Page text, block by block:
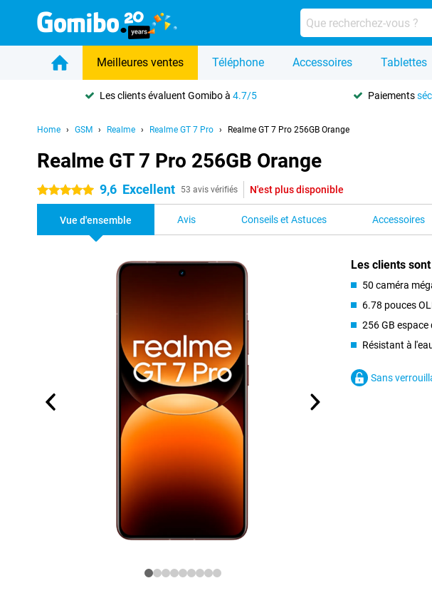
Meilleures ventes Téléphone Accessoires Tablettes
Les clients évaluent Gomibo à4.7/5 Paiements
Home GSM Realme Realme GT 7 Pro Realme GT 7 Pro 256GB Orange
Realme GT 7 Pro 256GB Orange
5 étoiles 9,6 Excellent 53 avis vérifiés N'est plus disponible
Vue d'ensemble Avis Conseils et Astuces Accessoires
Les clients
50 caméra
6.78 pouces
256 GB
Résistant à
Sans